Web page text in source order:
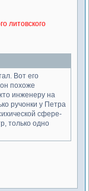
литовского
Вот его
похоже
инженеру на
ручонки у Петра
сфере-
только одно